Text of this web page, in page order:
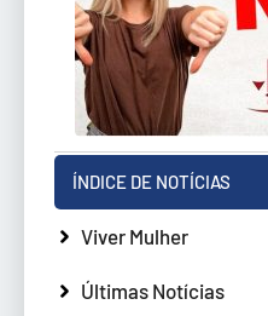
ÍNDICE DE NOTÍCIAS
Viver Mulher
Últimas Notícias